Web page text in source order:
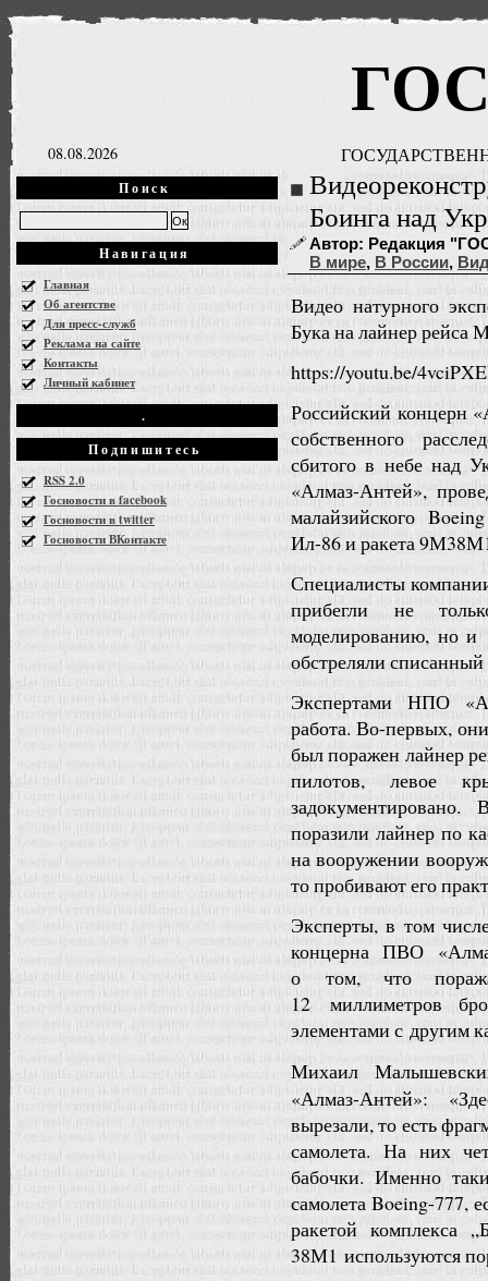
08.08.2026
Поиск
Навигация
Главная
Об агентстве
Для пресс-служб
Реклама на сайте
Контакты
Личный кабинет
.
Подпишитесь
RSS 2.0
Госновости в facebook
Госновости в twitter
Госновости ВКонтакте
Боинга над
Автор: Редакция
В мире, В России,
Видео натурного
Бука на лайнер рейса
https://youtu.be/
Российский концерн
собственного
сбитого в небе над
«Алмаз-Антей»,
малайзийского
Ил-86 и ракета
Специалисты
прибегли не
моделированию, но и
обстреляли
Экспертами НПО
работа. Во-первых,
был поражен лайнер
пилотов, левое
задокументировано.
поразили лайнер по
на вооружении
то пробивают его
Эксперты, в том
концерна ПВО
о том, что
12 миллиметров
элементами с другим
Михаил
«Алмаз-Антей»:
вырезали, то есть
самолета. На них
бабочки. Именно
самолета Boeing-777,
ракетой комплекса
38М1 используются